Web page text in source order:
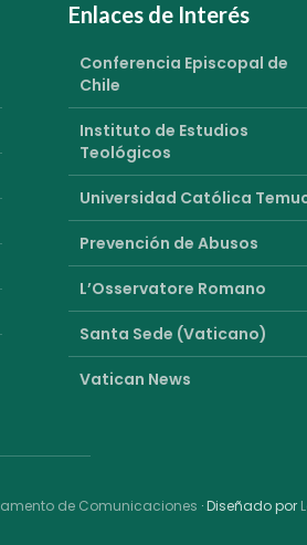
Enlaces de Interés
Conferencia Episcopal de
Chile
Instituto de Estudios
Teológicos
Universidad Católica
Prevención de Abusos
L’Osservatore Romano
Santa Sede (Vaticano)
Vatican News
de Comunicaciones · Diseñado por